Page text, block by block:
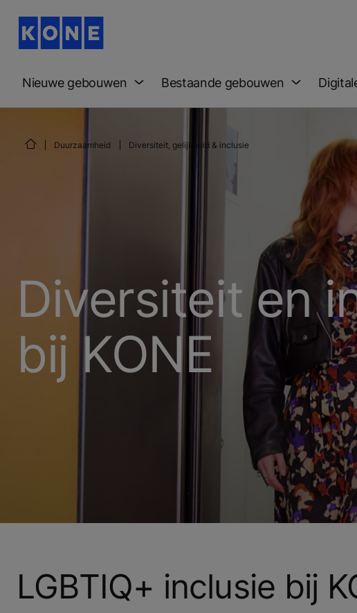
Nieuwe gebouwen Bestaande gebouwen
Duurzaamheid Diversiteit, gelijkheid & inclusie
Diversiteit en
bij KONE
LGBTIQ+ inclusie bij